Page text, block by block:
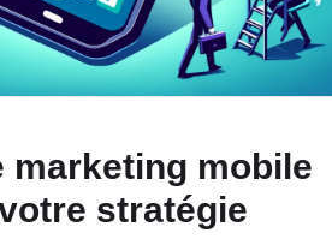
marketing mobile
stratégie